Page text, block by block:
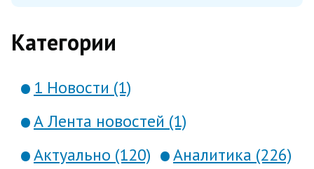
агропром...
Категории
1 Новости (1)
А Лента новостей (1)
Актуально (120)
Аналитика (226)